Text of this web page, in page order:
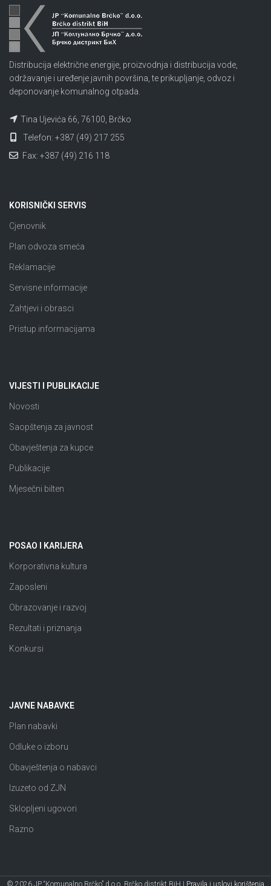
Distribucija električne energije, proizvodnja i distribucija vode,
održavanje i uređenje javnih površina, te prikupljanje, odvoz i
deponovanje komunalnog otpada.
Tina Ujevića 66, 76100, Brčko
Telefon: +387 (49) 217 255
Fax: +387 (49) 216 118
KORISNIČKI SERVIS
Cjenovnik
Plan odvoza smeća
Reklamacije
Servisne informacije
Zahtjevi i obrasci
Pristup informacijama
VIJESTI I PUBLIKACIJE
Novosti
Saopštenja za javnost
Obavještenja za kupce
Publikacije
Mjesečni bilten
POSAO I KARIJERA
Korporativna kultura
Zaposleni
Obrazovanje i razvoj
Rezultati i priznanja
Konkursi
JAVNE NABAVKE
Plan nabavki
Odluke o izboru
Obavještenja o nabavci
Izuzeto od ZJN
Sklopljeni ugovori
Razno